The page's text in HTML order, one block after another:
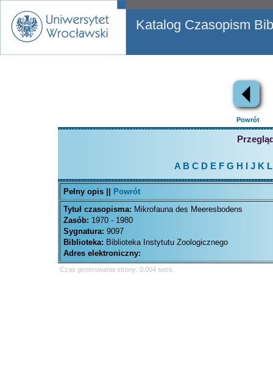
Katalog Czasopism
Powrót
A B C D EFG H J K L
Pełny opis ||
Powrót
Tytuł czasopisma: Mikrofauna des Meeresbodens
Zasób: 1970 - 1980
Sygnatura: 9097
Biblioteka: Biblioteka Instytutu Zoologicznego
Adres elektroniczny:
Czas generowania strony: 0.004 secs.